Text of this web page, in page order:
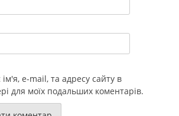
e-mail, та адресу сайту в
для моїх подальших коментарів.